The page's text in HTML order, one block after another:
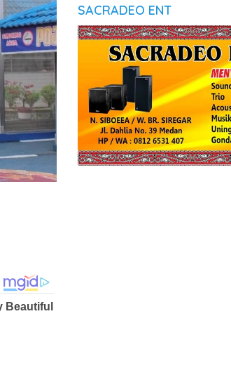
SACRADEO ENT